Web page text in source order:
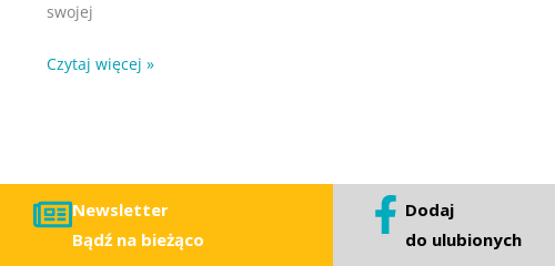
swojej
Czytaj więcej »
Newsletter
Bądź na bieżąco
Dodaj
do ulubionych